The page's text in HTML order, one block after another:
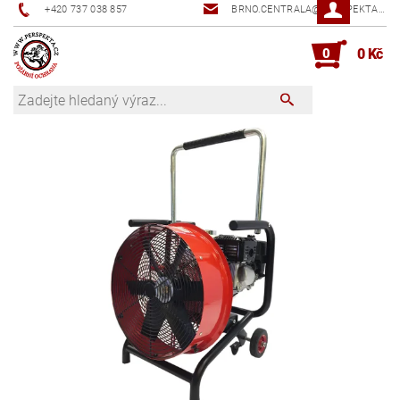
+420 737 038 857 BRNO.CENTRALA@PERSPEKTA.CZ
0 0 Kč